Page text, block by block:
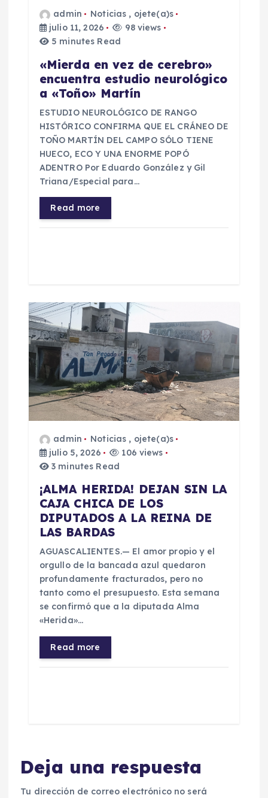
admin Noticias , ojete(a)s
julio 11, 2026
98 views
5 minutes Read
«Mierda en vez de cerebro»
encuentra estudio neurológico
a «Toño» Martín
ESTUDIO NEUROLÓGICO DE RANGO
HISTÓRICO CONFIRMA QUE EL CRÁNEO DE
TOÑO MARTÍN DEL CAMPO SÓLO TIENE
HUECO, ECO Y UNA ENORME POPÓ
ADENTRO Por Eduardo González y Gil
Triana/Especial para…
Read more
admin Noticias , ojete(a)s
julio 5, 2026
106 views
3 minutes Read
​¡ALMA HERIDA! DEJAN SIN LA
CAJA CHICA DE LOS
DIPUTADOS A LA REINA DE
LAS BARDAS
​AGUASCALIENTES.— El amor propio y el
orgullo de la bancada azul quedaron
profundamente fracturados, pero no
tanto como el presupuesto. Esta semana
se confirmó que a la diputada Alma
«Herida»…
Read more
Deja una respuesta
Tu dirección de correo electrónico no será